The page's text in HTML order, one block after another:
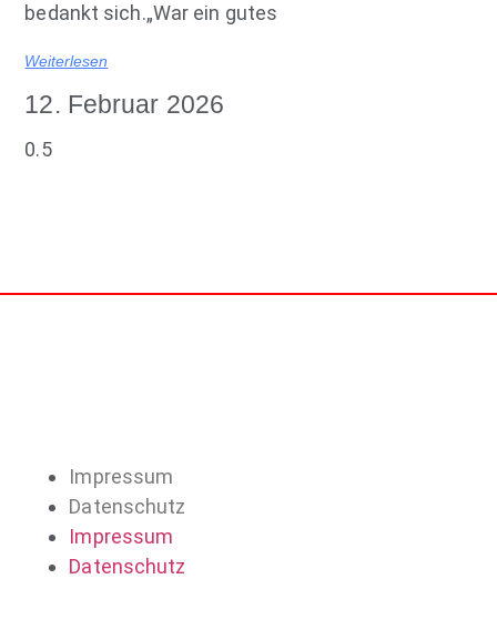
bedankt sich.„War ein gutes
Weiterlesen
12. Februar 2026
Impressum
Datenschutz
Impressum
Datenschutz